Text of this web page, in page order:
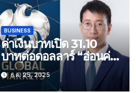
BUSINESS
ค่าเงินบาทเปิด 31.10
บาทต่อดอลลาร์ “อ่อนค่า
ลงเล็กน้อย”
ธ.ค. 25, 2025